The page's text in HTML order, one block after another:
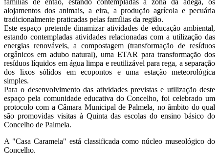
alojamentos dos animais, a eira, a produção agrícola e pecuária
tradicionalmente praticadas pelas famílias da região.
Este espaço pretende dinamizar atividades de educação ambiental,
estando contempladas atividades relacionadas com a utilização das
energias renováveis, a compostagem (transformação de resíduos
orgânicos em adubo natural), uma ETAR para transformação dos
resíduos líquidos em água limpa e reutilizável para rega, a separação
dos lixos sólidos em ecopontos e uma estação meteorológica
simples.
Para o desenvolvimento das atividades previstas e utilização deste
espaço pela comunidade educativa do Concelho, foi celebrado um
protocolo com a Câmara Municipal de Palmela, no âmbito do qual
são promovidas visitas à Quinta das escolas do ensino básico do
Concelho de Palmela.
A "Casa Caramela" está classificada como núcleo museológico do
Concelho.